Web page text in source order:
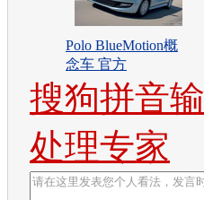
Polo BlueMotion概
念车 官方
搜狗拼音
处理专家